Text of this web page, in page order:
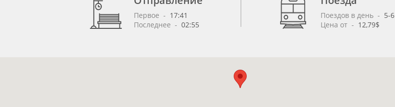
Первое - 17:41
Последнее - 02:55
Поездов в день - 5-6
Цена от - 12,79$